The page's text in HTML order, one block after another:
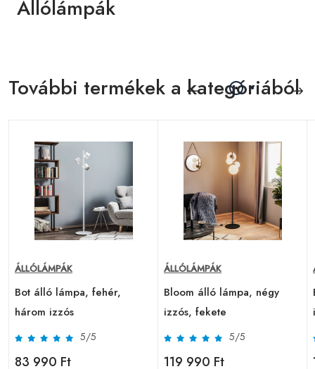
Állólámpák
További termékek a kategóriából
ÁLLÓLÁMPÁK
Bot álló lámpa, fehér,
három izzós
5/5
83 990 Ft
ÁLLÓLÁMPÁK
Bloom álló lámpa, négy
izzós, fekete
5/5
119 990 Ft